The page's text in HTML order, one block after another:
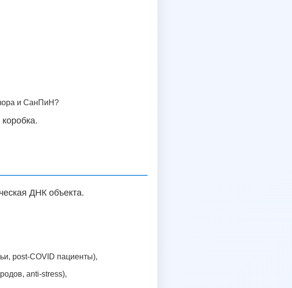
и СанПиН?
ДНК объекта.
post-COVID пациенты),
anti-stress),